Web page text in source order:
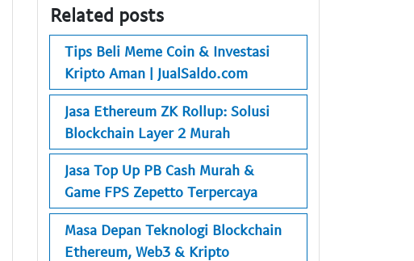
Related posts
Tips Beli Meme Coin & Investasi
Kripto Aman | JualSaldo.com
Jasa Ethereum ZK Rollup: Solusi
Blockchain Layer 2 Murah
Jasa Top Up PB Cash Murah &
Game FPS Zepetto Terpercaya
Masa Depan Teknologi Blockchain
Ethereum, Web3 & Kripto